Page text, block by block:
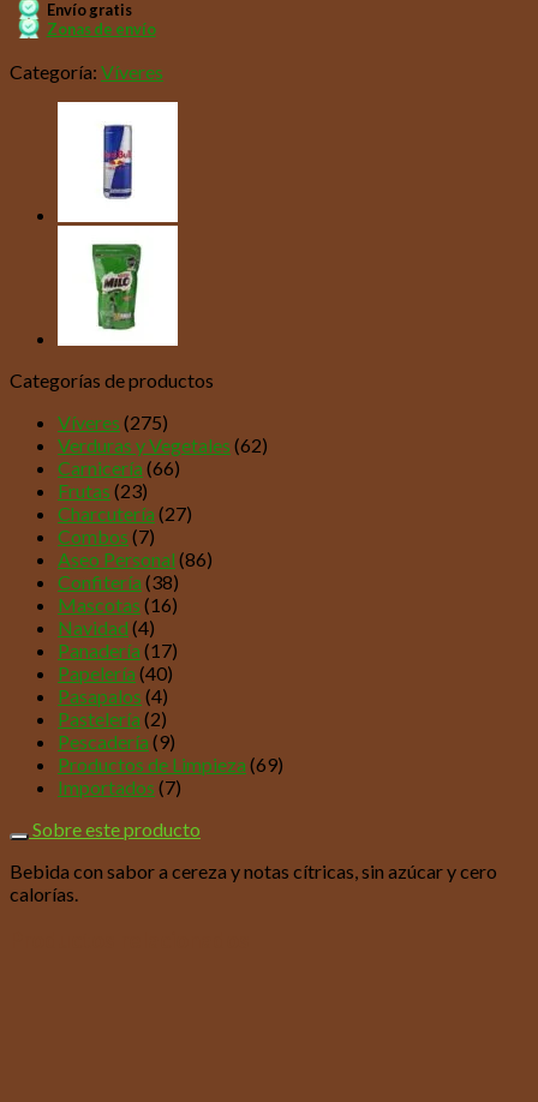
Envío gratis
Zonas de envío
Categoría: Víveres
Categorías de productos
Víveres (275)
Verduras y Vegetales (62)
Carnicería (66)
Frutas (23)
Charcutería (27)
Combos (7)
Aseo Personal (86)
Confitería (38)
Mascotas (16)
Navidad (4)
Panadería (17)
Papelería (40)
Pasapalos (4)
Pastelería (2)
Pescadería (9)
Productos de Limpieza (69)
Importados (7)
Sobre este producto
Bebida con sabor a cereza y notas cítricas, sin azúcar y cero
calorías.